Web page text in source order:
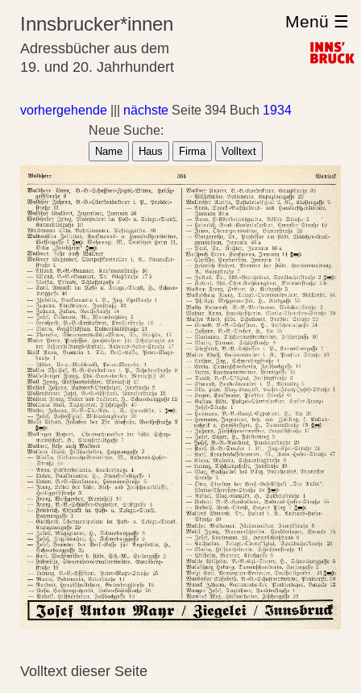
Innsbrucker*innen
Adressbücher aus dem
19. und 20. Jahrhundert
Menü ☰
vorhergehende nächste Seite 394 Buch 1934
Neue Suche:
Name Haus Firma Volltext
Volltext dieser Seite